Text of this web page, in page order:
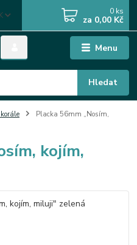
Menu
Hledat
0 ks
za 0,00 Kč
Placka 56mm „Nosím,
kojím,